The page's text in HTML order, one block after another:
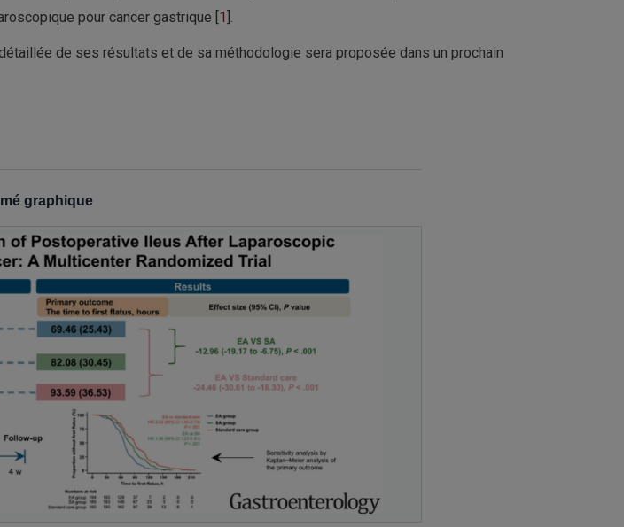
pour cancer gastrique [ 1 ].
de ses résultats et de sa méthodologie sera proposée dans un prochain
graphique